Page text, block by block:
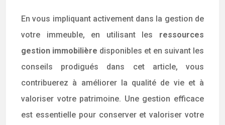
En vous impliquant activement dans la gestion de
votre immeuble, en utilisant les ressources
gestion immobilière disponibles et en suivant les
conseils prodigués dans cet article, vous
contribuerez à améliorer la qualité de vie et à
valoriser votre patrimoine. Une gestion efficace
est essentielle pour conserver et valoriser votre